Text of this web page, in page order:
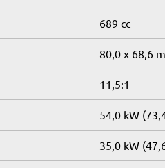
689 cc
80,0 x 68,6
11,5:1
54,0 kW
35,0 kW